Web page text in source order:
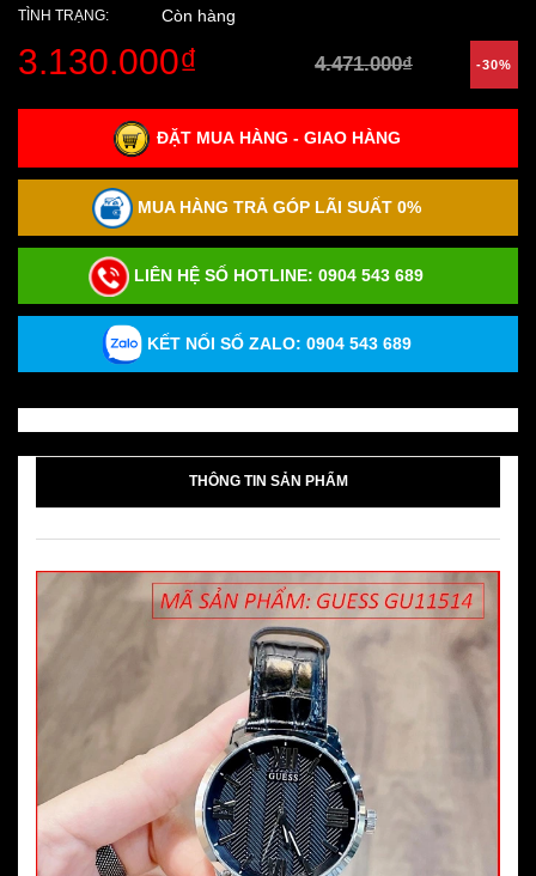
TÌNH TRẠNG: Còn hàng
3.130.000₫ 4.471.000₫ -30%
ĐẶT MUA HÀNG - GIAO HÀNG
MUA HÀNG TRẢ GÓP LÃI SUẤT 0%
LIÊN HỆ SỐ HOTLINE: 0904 543 689
KẾT NỐI SỐ ZALO: 0904 543 689
THÔNG TIN SẢN PHẨM